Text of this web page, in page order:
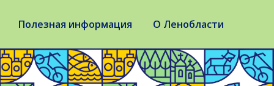
Полезная информация О Ленобласти